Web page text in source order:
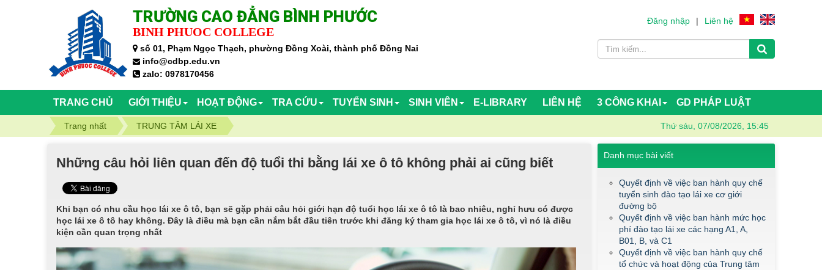
TRƯỜNG CAO ĐẲNG BÌNH PHƯỚC
BINH PHUOC COLLEGE
số 01, Phạm Ngọc Thạch, phường Đồng Xoài, thành phố Đồng Nai
info@cdbp.edu.vn
zalo: 0978170456
Đăng nhập | Liên hệ
TRANG CHỦ GIỚI THIỆU HOẠT ĐỘNG TRA CỨU TUYỂN SINH SINH VIÊN E-LIBRARY LIÊN HỆ 3 CÔNG KHAI GD PHÁP LUẬT
Trang nhất TRUNG TÂM LÁI XE Thứ sáu, 07/08/2026, 15:45
Những câu hỏi liên quan đến độ tuổi thi bằng lái xe ô tô không phải ai cũng biết
Khi bạn có nhu cầu học lái xe ô tô, bạn sẽ gặp phải câu hỏi giới hạn độ tuổi học lái xe ô tô là bao nhiêu, nghỉ hưu có được
học lái xe ô tô hay không. Đây là điều mà bạn cần nắm bắt đầu tiên trước khi đăng ký tham gia học lái xe ô tô, vì nó là điều
kiện cần quan trọng nhất
Danh mục bài viết
Quyết định về việc ban hành quy chế
tuyển sinh đào tạo lái xe cơ giới
đường bộ
Quyết định về việc ban hành mức học
phí đào tạo lái xe các hạng A1, A,
B01, B, và C1
Quyết định về việc ban hành quy chế
tổ chức và hoạt động của Trung tâm